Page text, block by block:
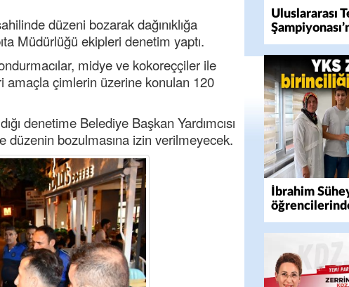
düzeni bozarak dağınıklığa
Müdürlüğü ekipleri denetim yaptı.
midye ve kokoreççiler ile
amaçla çimlerin üzerine konulan 120
denetime Belediye Başkan Yardımcısı
bozulmasına izin verilmeyecek.
Uluslararası
gümüş
İbrahim
başarı